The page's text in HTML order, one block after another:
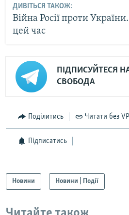
ДИВІТЬСЯ ТАКОЖ:
Війна Росії проти
цей час
ПІДПИСУЙТЕСЯ
СВОБОДА
Поділитись Читати без
Підписатись
Новини Новини | Події